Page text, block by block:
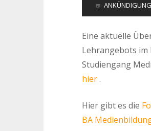
ANKÜNDIGUNG
Eine aktuelle
Lehrangebots im
Studiengang
hier.
Hier gibt es die
BA